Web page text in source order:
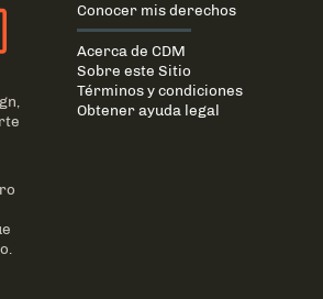
navigation
Conocer mis derechos
Acerca de CDM
Sobre este Sitio
Términos y condiciones
Obtener ayuda legal